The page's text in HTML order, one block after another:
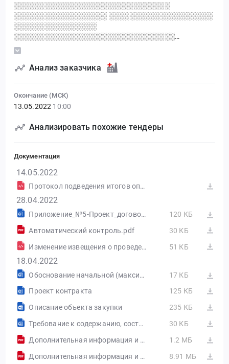
░░░░░░░░░░░░░░░░░░░░░░░░░░░░░░
░░░░░░░░░░░░░░░░░░ ░░░░░░░░░░░░░░░░░░░░
░░░░░░░░░░░░░░░░
░░░░░░░░░░░░░░░░░░░░░░░░░░░░░░░
░░░░░░░░░░░░░░░░░░░░░░░░░░░░░░░░░
░░░░░░░░░░░░░░░░░░░░░░░░░░░░░░░
Анализ заказчика
Окончание (МСК)
13.05.2022 10:00
Анализировать похожие тендеры
Документация
14.05.2022
Протокол подведения итогов определения поставщика (подрядчика, исполнителя) от 13.05.2022 №ИЭОК1
28.04.2022
Приложение_№5-Проект_договора[2].docx
120 КБ
Автоматический контроль.pdf
30 КБ
Изменение извещения о проведении открытого конкурса в электронной форме от 28.04.2022 №ИИ1 в ред. №2
51 КБ
18.04.2022
Обоснование начальной (максимальной) цены контракта
17 КБ
Проект контракта
125 КБ
Описание объекта закупки
235 КБ
Требование к содержанию, составу заявки на участие в закупке
30 КБ
Дополнительная информация и документы
1.2 МБ
Дополнительная информация и документы
8.91 МБ